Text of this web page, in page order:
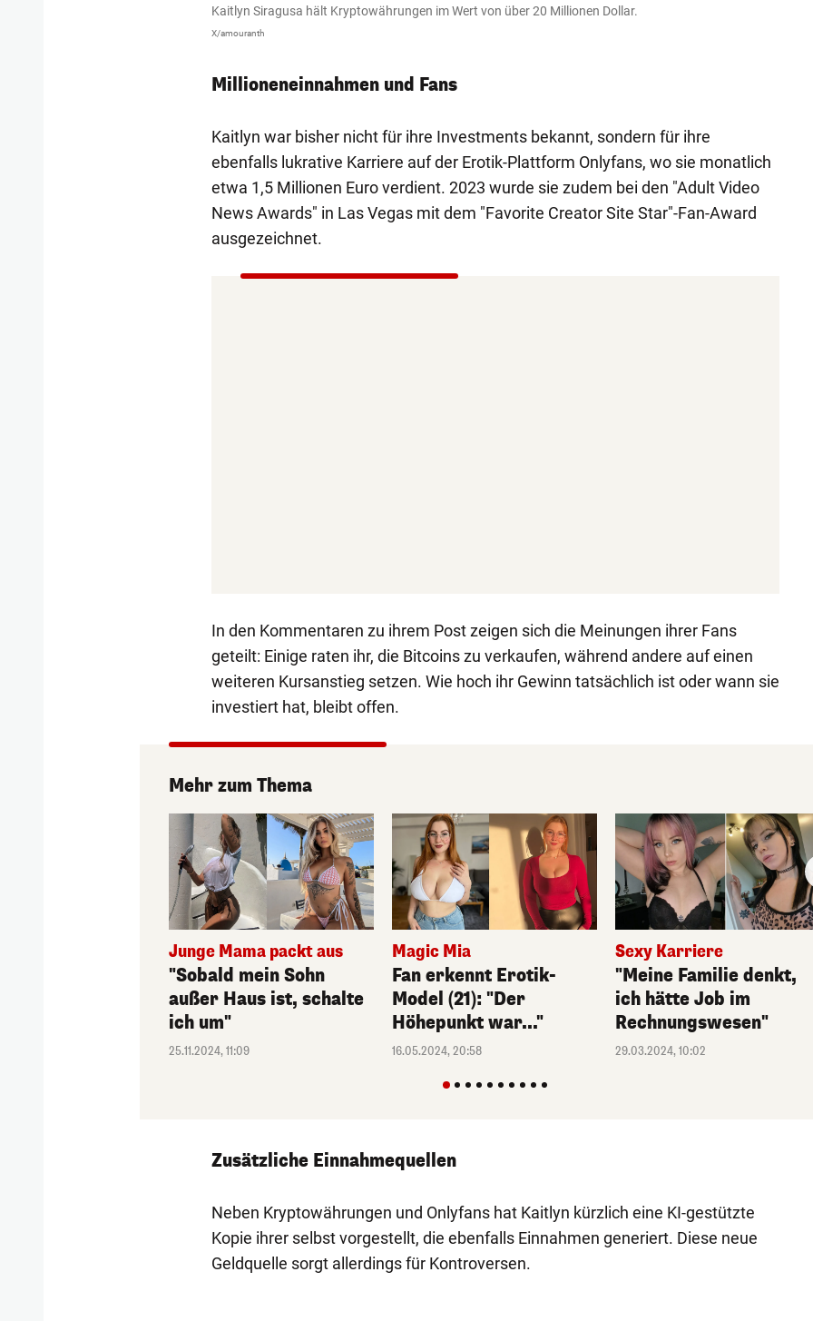
Kaitlyn Siragusa hält Kryptowährungen im Wert von über 20 Millionen Dollar.
X/amouranth
Millioneneinnahmen und Fans
Kaitlyn war bisher nicht für ihre Investments bekannt, sondern für ihre
ebenfalls lukrative Karriere auf der Erotik-Plattform Onlyfans, wo sie monatlich
etwa 1,5 Millionen Euro verdient. 2023 wurde sie zudem bei den "Adult Video
News Awards" in Las Vegas mit dem "Favorite Creator Site Star"-Fan-Award
ausgezeichnet.
In den Kommentaren zu ihrem Post zeigen sich die Meinungen ihrer Fans
geteilt: Einige raten ihr, die Bitcoins zu verkaufen, während andere auf einen
weiteren Kursanstieg setzen. Wie hoch ihr Gewinn tatsächlich ist oder wann sie
investiert hat, bleibt offen.
Mehr zum Thema
Junge Mama packt aus
"Sobald mein Sohn
außer Haus ist, schalte
ich um"
25.11.2024, 11:09
Magic Mia
Fan erkennt Erotik-
Model (21): "Der
Höhepunkt war..."
16.05.2024, 20:58
Sexy Karriere
"Meine Familie denkt,
ich hätte Job im
Rechnungswesen"
29.03.2024, 10:02
Zusätzliche Einnahmequellen
Neben Kryptowährungen und Onlyfans hat Kaitlyn kürzlich eine KI-gestützte
Kopie ihrer selbst vorgestellt, die ebenfalls Einnahmen generiert. Diese neue
Geldquelle sorgt allerdings für Kontroversen.